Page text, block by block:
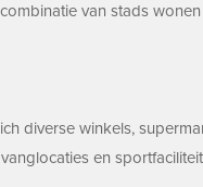
van stads
diverse winkels,
en